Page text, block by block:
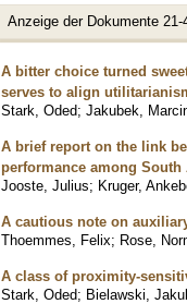
Anzeige der Dokumente 21-
A bitter choice turned
serves to align
Stark, Oded; Jakubek,
A brief report on the link
performance among
Jooste, Julius; Kruger,
A cautious note on
Thoemmes, Felix; Rose,
A class of proximity-
Stark, Oded; Bielawski,